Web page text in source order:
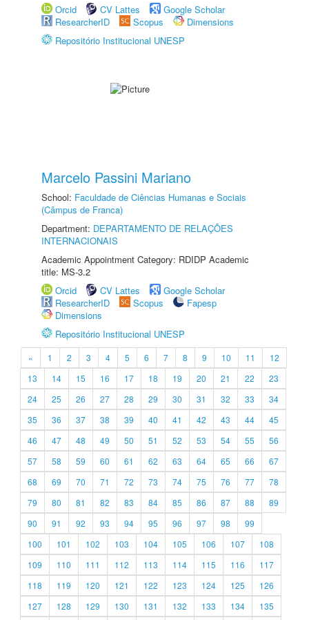
Orcid
CV Lattes
Google Scholar
ResearcherID
Scopus
Dimensions
Repositório Institucional UNESP
Marcelo Passini Mariano
School: Faculdade de Ciências Humanas e Sociais
(Câmpus de Franca)
Department: DEPARTAMENTO DE RELAÇÕES
INTERNACIONAIS
Academic Appointment Category: RDIDP Academic
title: MS-3.2
Orcid
CV Lattes
Google Scholar
ResearcherID
Scopus
Fapesp
Dimensions
Repositório Institucional UNESP
« 1 2 3 4 5 6 7 8 9 10 11
12
13
14 15 16 17 18 19 20 21 22
23
24
25 26 27 28 29 30 31 32 33
34
35
36 37 38 39 40 41 42 43 44
45
46
47 48 49 50 51 52 53 54 55
56
57
58 59 60 61 62 63 64 65 66
67
68
69 70 71 72 73 74 75 76 77
78
79
80 81 82 83 84 85 86 87 88
89
90
91 92 93 94 95 96 97 98
99
100
101 102 103 104 105 106 107
108
109
110 111 112 113 114 115 116
117
118
119 120 121 122 123 124 125
126
127
128 129 130 131 132 133 134
135